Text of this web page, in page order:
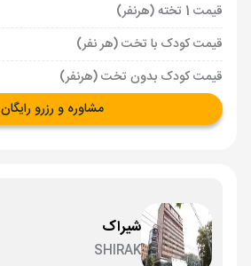
قیمت 1 تخته (هرنفر)
قیمت کودک با تخت (هر نفر)
قیمت کودک بدون تخت (هرنفر)
مشاوره و رزرو رایگان
شیراک
SHIRAK